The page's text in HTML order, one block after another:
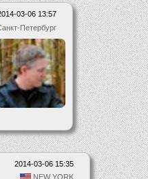
03-06 13:57
Петербург
2014-03-06 15:35
NEW YORK